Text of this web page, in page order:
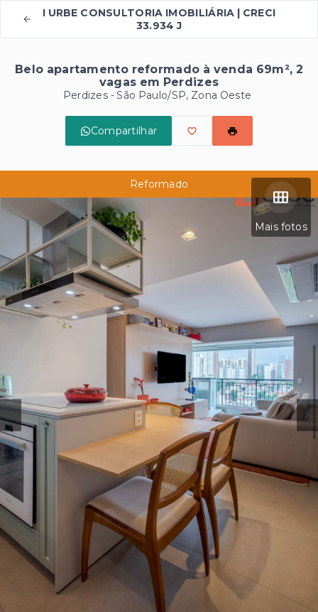
I URBE CONSULTORIA IMOBILIÁRIA | CRECI
33.934 J
Belo apartamento reformado à venda 69m², 2
vagas em Perdizes
Perdizes - São Paulo/SP, Zona Oeste
Compartilhar
Mais fotos
Reformado